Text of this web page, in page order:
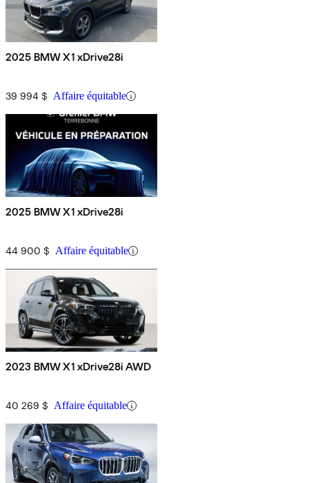
2025 BMW X1 xDrive28i
39 994 $ Affaire équitable
2025 BMW X1 xDrive28i
44 900 $ Affaire équitable
2023 BMW X1 xDrive28i AWD
40 269 $ Affaire équitable